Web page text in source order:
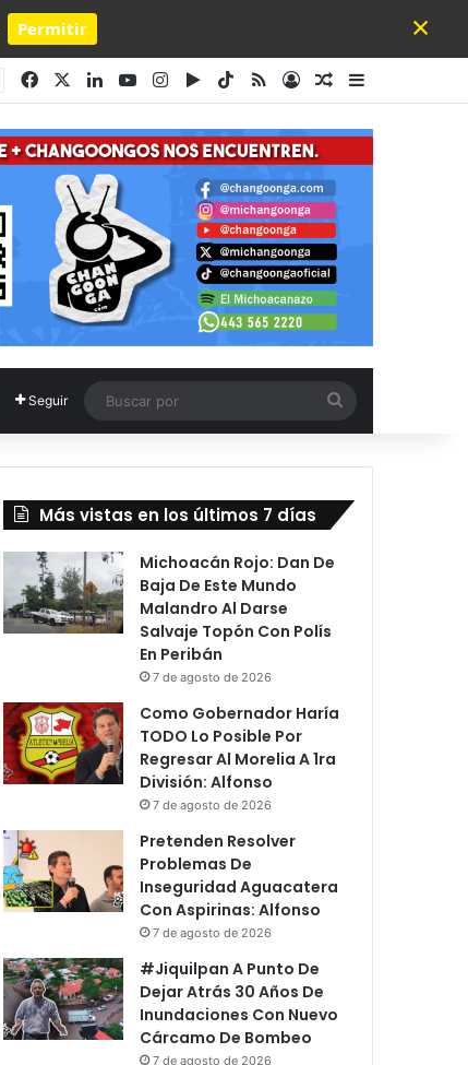
Permitir
Powered by SendPulse
×
FacebookLinkedInYouTubeInstagram
Google Play
TikTok
RSS AccesoPublicación al
Seguir
por
Más vistas en los últimos 7 días
Michoacán Rojo: Dan De
Baja De Este Mundo
Malandro Al Darse
Salvaje Topón Con Polís
En Peribán
7 de agosto de 2026
Como Gobernador Haría
TODO Lo Posible Por
Regresar Al Morelia A 1ra
División: Alfonso
7 de agosto de 2026
Pretenden Resolver
Problemas De
Inseguridad Aguacatera
Con Aspirinas: Alfonso
7 de agosto de 2026
#Jiquilpan A Punto De
Dejar Atrás 30 Años De
Inundaciones Con Nuevo
Cárcamo De Bombeo
7 de agosto de 2026